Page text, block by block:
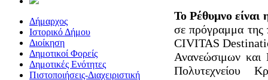
Δήμαρχος
Ιστορικό Δήμου
Διοίκηση
Δημοτικοί Φορείς
Δημοτικές Ενότητες
Πιστοποιήσεις-Διαχειριστική
Το Ρέθυμνο
σε πρόγραμμα της
CIVITAS
Ανανεώσιμων και
Πολυτεχνείου